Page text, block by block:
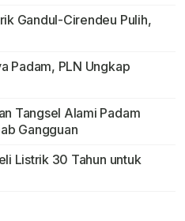
Gandul-Cirendeu Pulih,
Padam, PLN Ungkap
Tangsel Alami Padam
Gangguan
Listrik 30 Tahun untuk